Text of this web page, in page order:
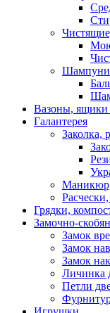
Шампуни
Вазоны, ящики
Галантерея
Заколка,
Расчески,
Грядки,
Замочно-
Замок
Замок
Замок
Личинка
Петли